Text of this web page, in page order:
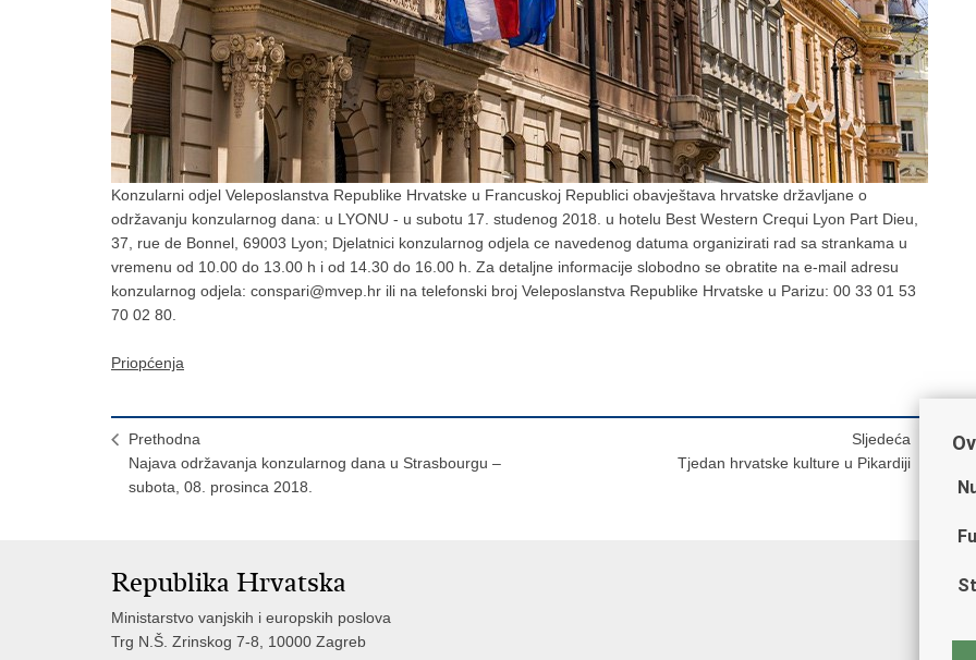
Konzularni odjel Veleposlanstva Republike Hrvatske u Francuskoj Republici obavještava hrvatske državljane o
održavanju konzularnog dana: u LYONU - u subotu 17. studenog 2018. u hotelu Best Western Crequi Lyon Part Dieu,
37, rue de Bonnel, 69003 Lyon; Djelatnici konzularnog odjela ce navedenog datuma organizirati rad sa strankama u
vremenu od 10.00 do 13.00 h i od 14.30 do 16.00 h. Za detaljne informacije slobodno se obratite na e-mail adresu
konzularnog odjela: conspari@mvep.hr ili na telefonski broj Veleposlanstva Republike Hrvatske u Parizu: 00 33 01 53
70 02 80.
Priopćenja
Prethodna
Najava održavanja konzularnog dana u Strasbourgu –
subota, 08. prosinca 2018.
Sljedeća
Tjedan hrvatske kulture u Pikardiji
Republika Hrvatska
Ministarstvo vanjskih i europskih poslova
Trg N.Š. Zrinskog 7-8, 10000 Zagreb